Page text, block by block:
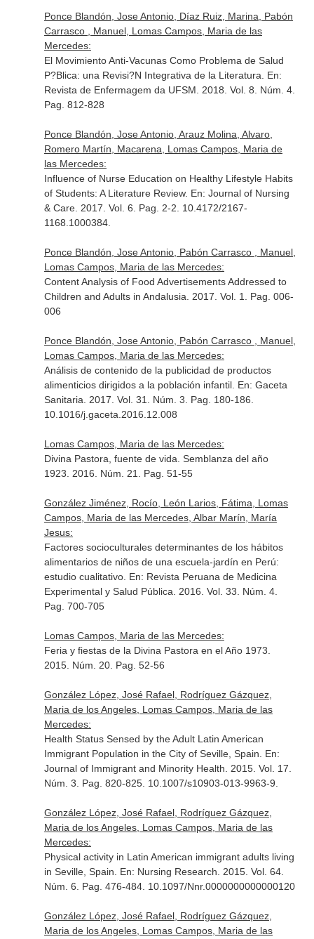
Ponce Blandón, Jose Antonio, Díaz Ruiz, Marina, Pabón
Carrasco , Manuel, Lomas Campos, Maria de las
Mercedes:
El Movimiento Anti-Vacunas Como Problema de Salud
P?Blica: una Revisi?N Integrativa de la Literatura. En:
Revista de Enfermagem da UFSM . 2018. Vol. 8. Núm. 4.
Pag. 812-828
Ponce Blandón, Jose Antonio, Arauz Molina, Alvaro,
Romero Martín, Macarena, Lomas Campos, Maria de
las Mercedes:
Influence of Nurse Education on Healthy Lifestyle Habits
of Students: A Literature Review. En: Journal of Nursing
& Care. 2017. Vol. 6. Pag. 2-2. 10.4172/2167-
1168.1000384.
Ponce Blandón, Jose Antonio, Pabón Carrasco , Manuel,
Lomas Campos, Maria de las Mercedes:
Content Analysis of Food Advertisements Addressed to
Children and Adults in Andalusia. 2017. Vol. 1. Pag. 006-
006
Ponce Blandón, Jose Antonio, Pabón Carrasco , Manuel,
Lomas Campos, Maria de las Mercedes:
Análisis de contenido de la publicidad de productos
alimenticios dirigidos a la población infantil. En: Gaceta
Sanitaria . 2017. Vol. 31. Núm. 3. Pag. 180-186.
10.1016/j.gaceta.2016.12.008
Lomas Campos, Maria de las Mercedes:
Divina Pastora, fuente de vida. Semblanza del año
1923. 2016. Núm. 21. Pag. 51-55
González Jiménez, Rocío, León Larios, Fátima, Lomas
Campos, Maria de las Mercedes, Albar Marín, María
Jesus:
Factores socioculturales determinantes de los hábitos
alimentarios de niños de una escuela-jardín en Perú:
estudio cualitativo. En: Revista Peruana de Medicina
Experimental y Salud Pública . 2016. Vol. 33. Núm. 4.
Pag. 700-705
Lomas Campos, Maria de las Mercedes:
Feria y fiestas de la Divina Pastora en el Año 1973.
2015. Núm. 20. Pag. 52-56
González López, José Rafael, Rodríguez Gázquez,
Maria de los Angeles, Lomas Campos, Maria de las
Mercedes:
Health Status Sensed by the Adult Latin American
Immigrant Population in the City of Seville, Spain. En:
Journal of Immigrant and Minority Health . 2015. Vol. 17.
Núm. 3. Pag. 820-825. 10.1007/s10903-013-9963-9.
González López, José Rafael, Rodríguez Gázquez,
Maria de los Angeles, Lomas Campos, Maria de las
Mercedes:
Physical activity in Latin American immigrant adults living
in Seville, Spain. En: Nursing Research . 2015. Vol. 64.
Núm. 6. Pag. 476-484. 10.1097/Nnr.0000000000000120
González López, José Rafael, Rodríguez Gázquez,
Maria de los Angeles, Lomas Campos, Maria de las